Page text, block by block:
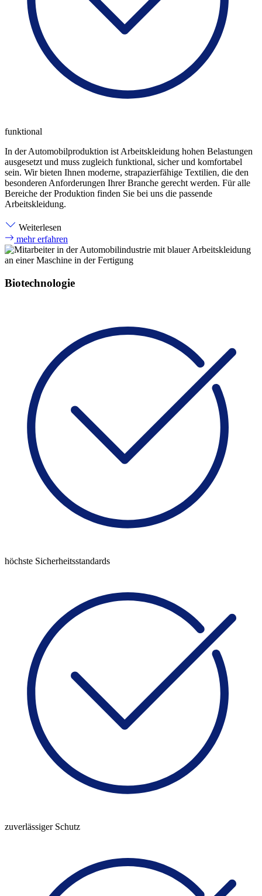
funktional
In der Automobilproduktion ist Arbeitskleidung hohen Belastungen
ausgesetzt und muss zugleich funktional, sicher und komfortabel
sein. Wir bieten Ihnen moderne, strapazierfähige Textilien, die den
besonderen Anforderungen Ihrer Branche gerecht werden. Für alle
Bereiche der Produktion finden Sie bei uns die passende
Arbeitskleidung.
Weiterlesen
mehr erfahren
Biotechnologie
höchste Sicherheitsstandards
zuverlässiger Schutz